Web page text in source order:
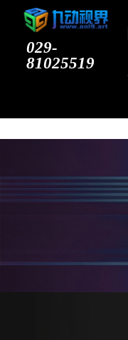
029-
81025519